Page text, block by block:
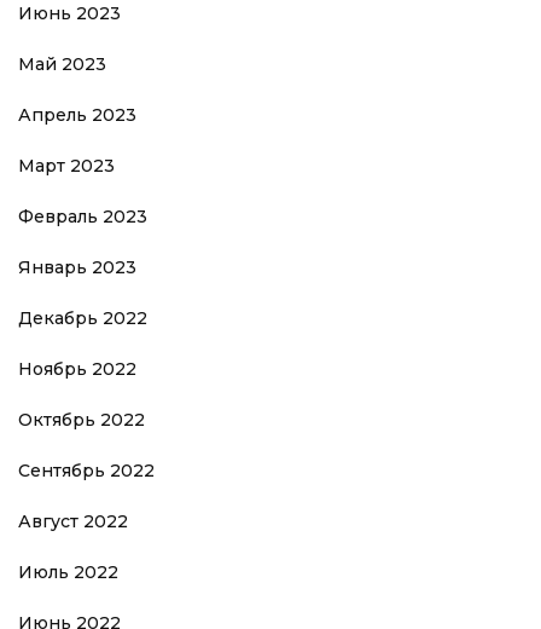
Июнь 2023
Май 2023
Апрель 2023
Март 2023
Февраль 2023
Январь 2023
Декабрь 2022
Ноябрь 2022
Октябрь 2022
Сентябрь 2022
Август 2022
Июль 2022
Июнь 2022